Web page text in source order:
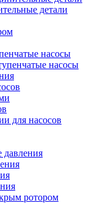
детали
насосы
насосы
для насосов
давления
ротором